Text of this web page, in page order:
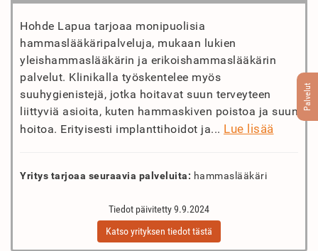
Palvelut
Hohde Lapua tarjoaa monipuolisia
hammaslääkäripalveluja, mukaan lukien
yleishammaslääkärin ja erikoishammaslääkärin
palvelut. Klinikalla työskentelee myös
suuhygienistejä, jotka hoitavat suun terveyteen
liittyviä asioita, kuten hammaskiven poistoa ja suun
hoitoa. Erityisesti implanttihoidot ja... Lue lisää
Yritys tarjoaa seuraavia palveluita: hammaslääkäri
Tiedot päivitetty 9.9.2024
Katso yrityksen tiedot tästä